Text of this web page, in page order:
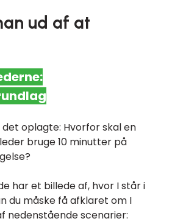
ud af at
oplagte: Hvorfor skal en
bruge 10 minutter på
har et billede af, hvor I står i
du måske få afklaret om I
nedenstående scenarier: